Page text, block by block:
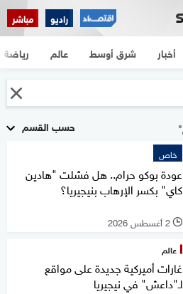
راديو مباشر
أخبار شرق أوسط عالم رياضة
حسب القسم
خاص
عودة بوكو حرام.. هل فشلت "هادين
كاي" بكسر الإرهاب بنيجيريا؟
l 2 أغسطس 2026
عالم
غارات أميركية جديدة على مواقع
لـ"داعش" في نيجيريا